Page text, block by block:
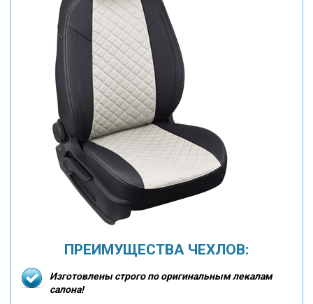
ПРЕИМУЩЕСТВА ЧЕХЛОВ:
Изготовлены строго по оригинальным лекалам
салона!